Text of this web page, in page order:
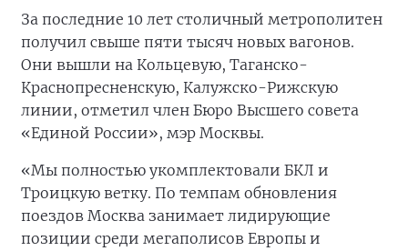
За последние 10 лет столичный метрополитен
получил свыше пяти тысяч новых вагонов.
Они вышли на Кольцевую, Таганско-
Краснопресненскую, Калужско-Рижскую
линии, отметил член Бюро Высшего совета
«Единой России», мэр Москвы.
«Мы полностью укомплектовали БКЛ и
Троицкую ветку. По темпам обновления
поездов Москва занимает лидирующие
позиции среди мегаполисов Европы и